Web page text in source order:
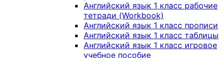
Английский язык 1 класс рабочие
тетради (Workbook)
Английский язык 1 класс прописи
Английский язык 1 класс таблицы
Английский язык 1 класс игровое
учебное пособие